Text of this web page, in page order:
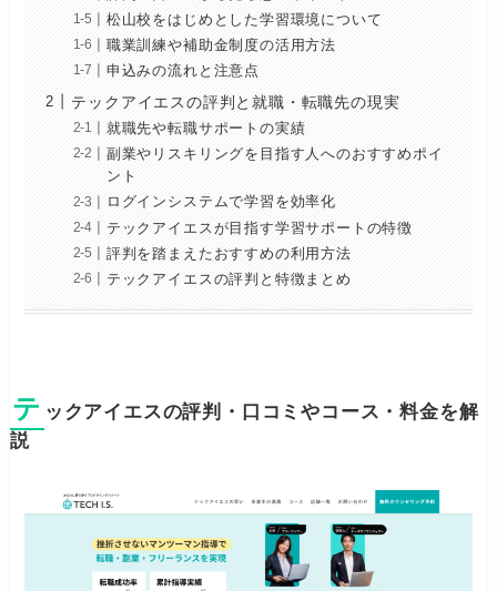
松山校をはじめとした学習環境について
職業訓練や補助金制度の活用方法
申込みの流れと注意点
テックアイエスの評判と就職・転職先の現実
就職先や転職サポートの実績
副業やリスキリングを目指す人へのおすすめポイ
ント
ログインシステムで学習を効率化
テックアイエスが目指す学習サポートの特徴
評判を踏まえたおすすめの利用方法
テックアイエスの評判と特徴まとめ
テ ックアイエスの評判・口コミやコース・料金を解
説